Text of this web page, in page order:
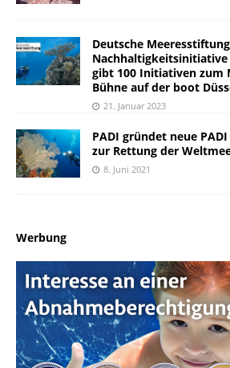
Deutsche
gibt 100 Initiativen zum
Bühne auf der boot
21. Januar 2023
PADI gründet neue
zur Rettung der
8. Juni 2021
Werbung